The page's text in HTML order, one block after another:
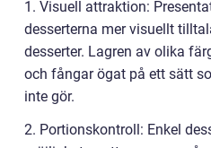
1. Visuell attraktion:
desserterna mer visuellt
desserter. Lagren av olika
och fångar ögat på ett sätt
inte gör.
2. Portionskontroll: Enkel